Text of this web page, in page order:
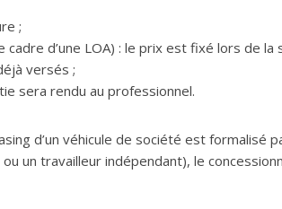
;
cadre d’une LOA) : le prix est fixé lors de
versés ;
sera rendu au professionnel.
d’un véhicule de société est formalisé
un travailleur indépendant), le